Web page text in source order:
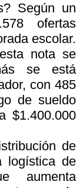
Según un
ofertas
escolar.
nota se
se está
con 485
de sueldo
$1.400.000
de
logística de
aumenta